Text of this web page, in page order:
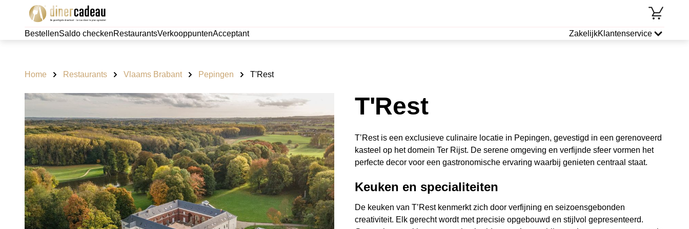
BestellenSaldo checkenRestaurantsVerkooppuntenAcceptant ZakelijkKlantenservice
Home Restaurants Vlaams Brabant Pepingen T'Rest
T'Rest
T’Rest is een exclusieve culinaire locatie in Pepingen, gevestigd in een gerenoveerd
kasteel op het domein Ter Rijst. De serene omgeving en verfijnde sfeer vormen het
perfecte decor voor een gastronomische ervaring waarbij genieten centraal staat.
Keuken en specialiteiten
De keuken van T’Rest kenmerkt zich door verfijning en seizoensgebonden
creativiteit. Elk gerecht wordt met precisie opgebouwd en stijlvol gepresenteerd.